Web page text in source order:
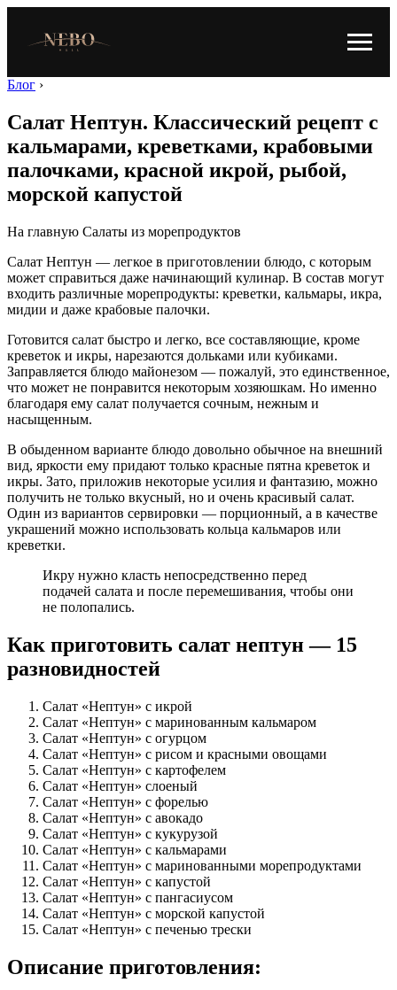
Блог ›
Салат Нептун. Классический рецепт с
кальмарами, креветками, крабовыми
палочками, красной икрой, рыбой,
морской капустой
На главную Салаты из морепродуктов
Салат Нептун — легкое в приготовлении блюдо, с которым
может справиться даже начинающий кулинар. В состав могут
входить различные морепродукты: креветки, кальмары, икра,
мидии и даже крабовые палочки.
Готовится салат быстро и легко, все составляющие, кроме
креветок и икры, нарезаются дольками или кубиками.
Заправляется блюдо майонезом — пожалуй, это единственное,
что может не понравится некоторым хозяюшкам. Но именно
благодаря ему салат получается сочным, нежным и
насыщенным.
В обыденном варианте блюдо довольно обычное на внешний
вид, яркости ему придают только красные пятна креветок и
икры. Зато, приложив некоторые усилия и фантазию, можно
получить не только вкусный, но и очень красивый салат.
Один из вариантов сервировки — порционный, а в качестве
украшений можно использовать кольца кальмаров или
креветки.
Икру нужно класть непосредственно перед
подачей салата и после перемешивания, чтобы они
не полопались.
Как приготовить салат нептун — 15
разновидностей
Салат «Нептун» с икрой
Салат «Нептун» с маринованным кальмаром
Салат «Нептун» с огурцом
Салат «Нептун» с рисом и красными овощами
Салат «Нептун» с картофелем
Салат «Нептун» слоеный
Салат «Нептун» с форелью
Салат «Нептун» с авокадо
Салат «Нептун» с кукурузой
Салат «Нептун» с кальмарами
Салат «Нептун» с маринованными морепродуктами
Салат «Нептун» с капустой
Салат «Нептун» с пангасиусом
Салат «Нептун» с морской капустой
Салат «Нептун» с печенью трески
Описание приготовления: